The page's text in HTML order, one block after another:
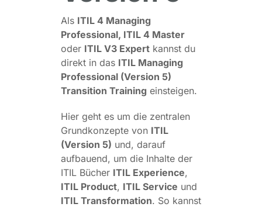
Als ITIL 4 Managing
Professional, ITIL 4 Master
oder ITIL V3 Expert kannst du
direkt in das ITIL Managing
Professional (Version 5)
Transition Training einsteigen.
Hier geht es um die zentralen
Grundkonzepte von ITIL
(Version 5) und, darauf
aufbauend, um die Inhalte der
ITIL Bücher ITIL Experience,
ITIL Product, ITIL Service und
ITIL Transformation. So kannst